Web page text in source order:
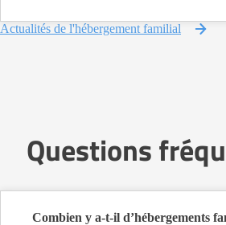
Actualités de l'hébergement familial
Questions
Combien y a-t-il d’hébergements